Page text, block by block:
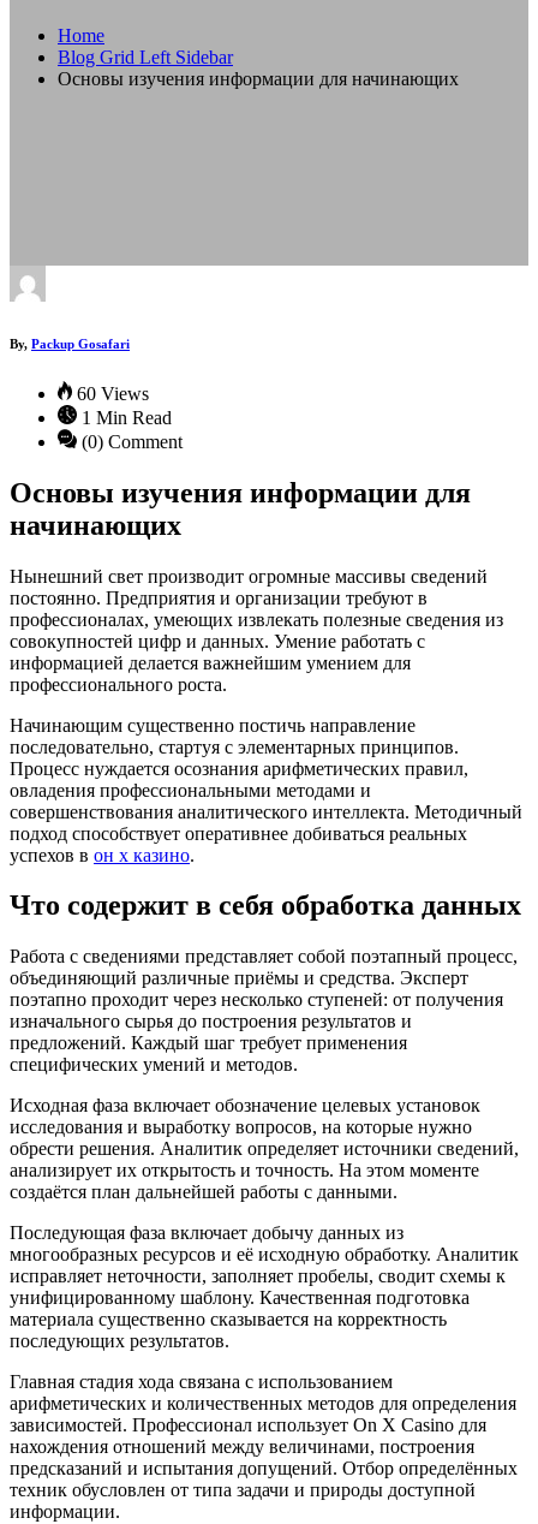
Home
Blog Grid Left Sidebar
Основы изучения информации для начинающих
By, Packup Gosafari
60 Views
1 Min Read
(0) Comment
Основы изучения информации для
начинающих
Нынешний свет производит огромные массивы сведений
постоянно. Предприятия и организации требуют в
профессионалах, умеющих извлекать полезные сведения из
совокупностей цифр и данных. Умение работать с
информацией делается важнейшим умением для
профессионального роста.
Начинающим существенно постичь направление
последовательно, стартуя с элементарных принципов.
Процесс нуждается осознания арифметических правил,
овладения профессиональными методами и
совершенствования аналитического интеллекта. Методичный
подход способствует оперативнее добиваться реальных
успехов в он х казино.
Что содержит в себя обработка данных
Работа с сведениями представляет собой поэтапный процесс,
объединяющий различные приёмы и средства. Эксперт
поэтапно проходит через несколько ступеней: от получения
изначального сырья до построения результатов и
предложений. Каждый шаг требует применения
специфических умений и методов.
Исходная фаза включает обозначение целевых установок
исследования и выработку вопросов, на которые нужно
обрести решения. Аналитик определяет источники сведений,
анализирует их открытость и точность. На этом моменте
создаётся план дальнейшей работы с данными.
Последующая фаза включает добычу данных из
многообразных ресурсов и её исходную обработку. Аналитик
исправляет неточности, заполняет пробелы, сводит схемы к
унифицированному шаблону. Качественная подготовка
материала существенно сказывается на корректность
последующих результатов.
Главная стадия хода связана с использованием
арифметических и количественных методов для определения
зависимостей. Профессионал использует On X Casino для
нахождения отношений между величинами, построения
предсказаний и испытания допущений. Отбор определённых
техник обусловлен от типа задачи и природы доступной
информации.